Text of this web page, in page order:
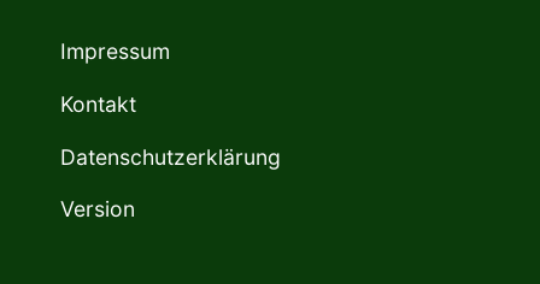
Impressum
Kontakt
Datenschutzerklärung
Version